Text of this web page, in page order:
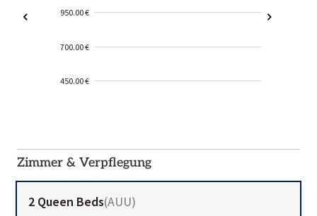
950.00 €
700.00 €
450.00 €
01-02
Zimmer & Verpflegung
2 Queen Beds(AUU)